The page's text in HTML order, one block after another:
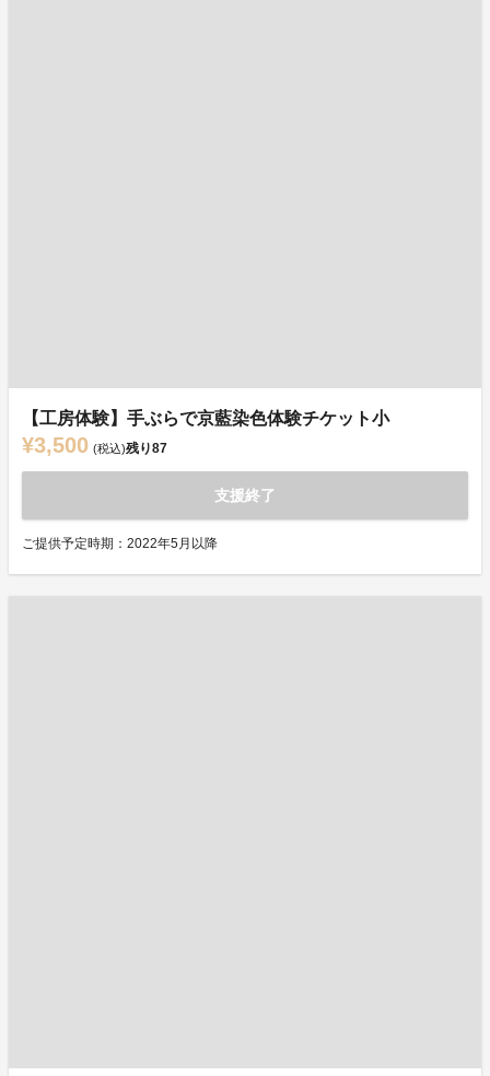
【工房体験】手ぶらで京藍染色体験チケット小
¥3,500 (税込)残り87
支援終了
ご提供予定時期：2022年5月以降